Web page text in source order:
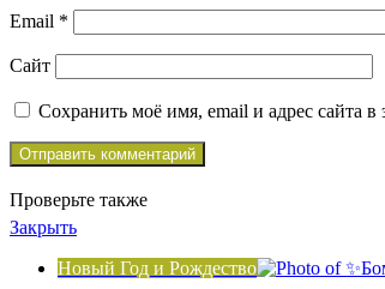
Email *
Сайт
Сохранить моё имя, email и адрес сайта
Проверьте также
Закрыть
Новый Год и Рождество